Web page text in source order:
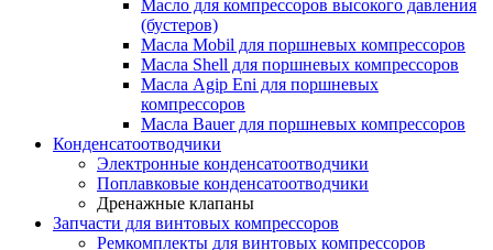
Масло для компрессоров высокого давления
(бустеров)
Масла Mobil для поршневых компрессоров
Масла Shell для поршневых компрессоров
Масла Agip Eni для поршневых
компрессоров
Масла Bauer для поршневых компрессоров
Конденсатоотводчики
Электронные конденсатоотводчики
Поплавковые конденсатоотводчики
Дренажные клапаны
Запчасти для винтовых компрессоров
Ремкомплекты для винтовых компрессоров